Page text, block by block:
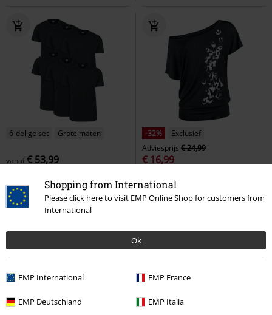
Shopping from International
Please click here to visit EMP Online Shop for customers from
International
Ok
EMP International EMP France
EMP Deutschland EMP Italia
6-delige set Grote maten
vanaf€ 53,99
T-shirt
-32%
Exclusief
Adviesprijs € 24,99
€ 16,99
Volume by EMP